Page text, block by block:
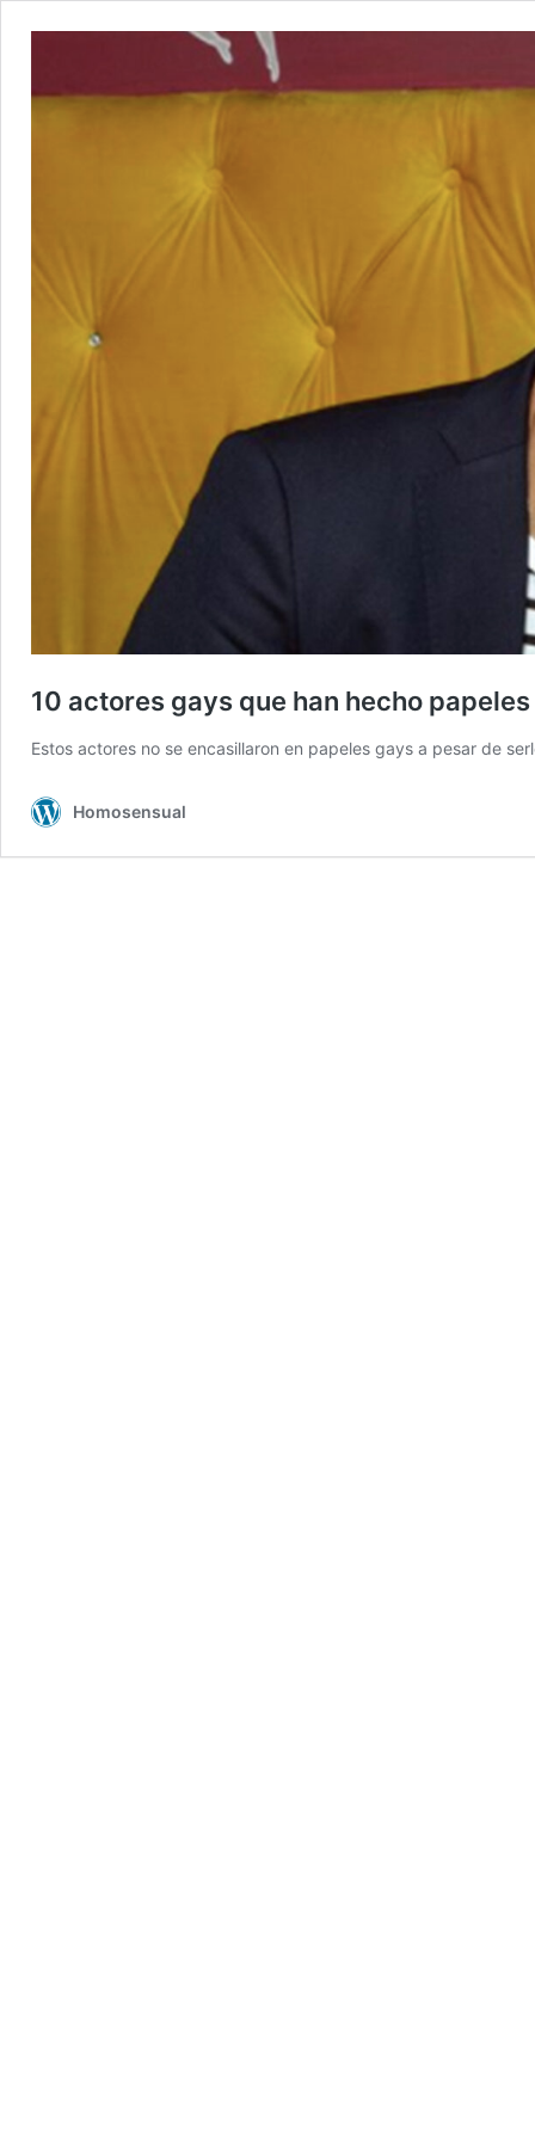
10 actores gays que han hecho
Estos actores no se encasillaron en papeles gays a pesar de
Homosensual